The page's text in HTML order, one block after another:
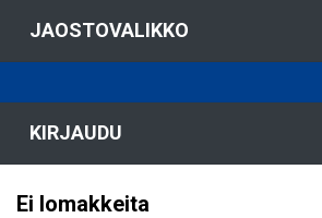
JAOSTOVALIKKO
KIRJAUDU
Ei lomakkeita